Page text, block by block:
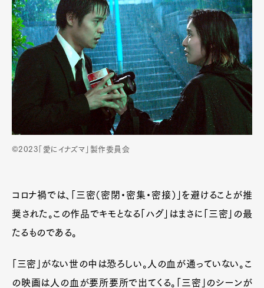
©2023「愛にイナズマ」製作委員会
コロナ禍では、「三密（密閉・密集・密接）」を避けることが推
奨された。この作品でキモとなる「ハグ」はまさに「三密」の最
たるものである。
「三密」がない世の中は恐ろしい。人の血が通っていない。こ
の映画は人の血が要所要所で出てくる。「三密」のシーンが